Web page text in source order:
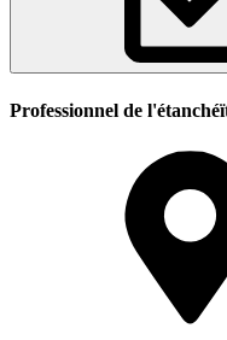
Professionnel de